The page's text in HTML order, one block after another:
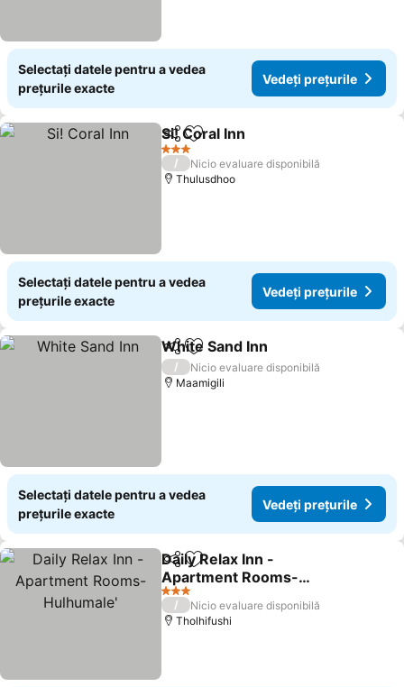
Selectați datele pentru a vedea
prețurile exacte
Vedeți prețurile
DistribuițiAdăugaţi la favorite
Si! Coral Inn
3 Stele
/
Nicio evaluare disponibilă
Thulusdhoo
Selectați datele pentru a vedea
prețurile exacte
Vedeți prețurile
DistribuițiAdăugaţi la favorite
White Sand Inn
/
Nicio evaluare disponibilă
Maamigili
Selectați datele pentru a vedea
prețurile exacte
Vedeți prețurile
DistribuițiAdăugaţi la favorite
Daily Relax Inn -
Apartment Rooms-
Hulhumale'
Vedeți prețurile
3 Stele
/
Nicio evaluare disponibilă
Tholhifushi